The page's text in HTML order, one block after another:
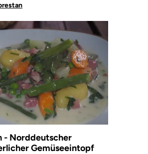
- Norddeutscher
Gemüseeintopf